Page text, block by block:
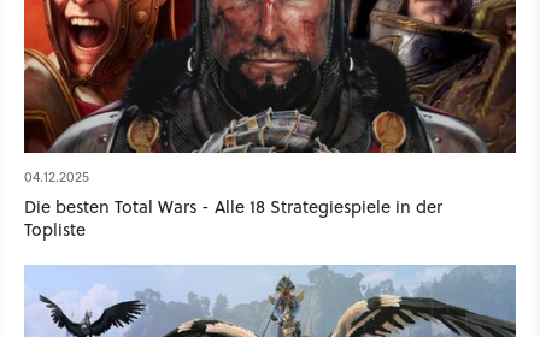
04.12.2025
Die besten Total Wars - Alle 18 Strategiespiele in der
Topliste